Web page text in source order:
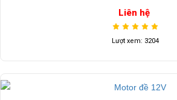
Liên hệ
Lượt xem: 3204